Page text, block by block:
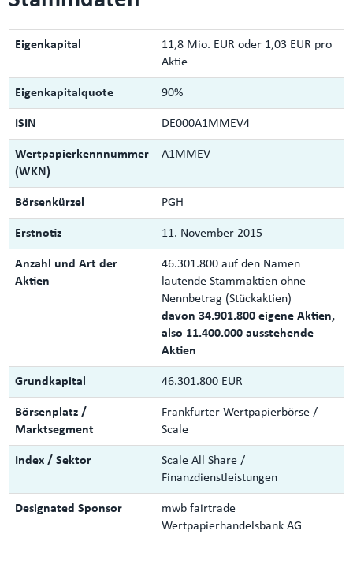
Eigenkapital
11,8 Mio. EUR oder 1,03 EUR pro
Aktie
Eigenkapitalquote 90%
ISIN DE000A1MMEV4
Wertpapierkennnummer
(WKN)
A1MMEV
Börsenkürzel PGH
Erstnotiz 11. November 2015
Anzahl und Art der
Aktien
46.301.800 auf den Namen
lautende Stammaktien ohne
Nennbetrag (Stückaktien)
davon 34.901.800 eigene Aktien,
also 11.400.000 ausstehende
Aktien
Grundkapital 46.301.800 EUR
Börsenplatz /
Marktsegment
Frankfurter Wertpapierbörse /
Scale
Index / Sektor
Scale All Share /
Finanzdienstleistungen
Designated Sponsor
mwb fairtrade
Wertpapierhandelsbank AG